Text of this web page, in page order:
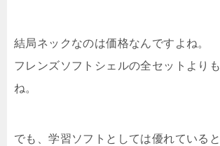
結局ネックなのは価格なんですよね。
フレンズソフトシェルの全セットより
ね。
でも、学習ソフトとしては優れていると